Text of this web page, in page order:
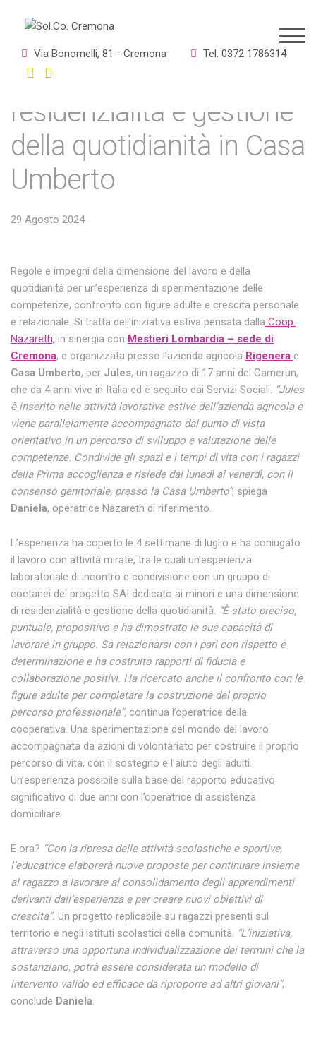
Via Bonomelli, 81 - Cremona Tel. 0372 1786314
Jules, un mese per
sperimentare
residenzialità e gestione
della quotidianità in Casa
Umberto
29 Agosto 2024
Regole e impegni della dimensione del lavoro e della
quotidianità per un’esperienza di sperimentazione delle
competenze, confronto con figure adulte e crescita personale
e relazionale. Si tratta dell’iniziativa estiva pensata dalla Coop.
Nazareth, in sinergia con Mestieri Lombardia – sede di
Cremona, e organizzata presso l’azienda agricola Rigenera e
Casa Umberto, per Jules, un ragazzo di 17 anni del Camerun,
che da 4 anni vive in Italia ed è seguito dai Servizi Sociali. “Jules
è inserito nelle attività lavorative estive dell’azienda agricola e
viene parallelamente accompagnato dal punto di vista
orientativo in un percorso di sviluppo e valutazione delle
competenze. Condivide gli spazi e i tempi di vita con i ragazzi
della Prima accoglienza e risiede dal lunedì al venerdì, con il
consenso genitoriale, presso la Casa Umberto”, spiega
Daniela, operatrice Nazareth di riferimento.
L’esperienza ha coperto le 4 settimane di luglio e ha coniugato
il lavoro con attività mirate, tra le quali un’esperienza
laboratoriale di incontro e condivisione con un gruppo di
coetanei del progetto SAI dedicato ai minori e una dimensione
di residenzialità e gestione della quotidianità. “È stato preciso,
puntuale, propositivo e ha dimostrato le sue capacità di
lavorare in gruppo. Sa relazionarsi con i pari con rispetto e
determinazione e ha costruito rapporti di fiducia e
collaborazione positivi. Ha ricercato anche il confronto con le
figure adulte per completare la costruzione del proprio
percorso professionale”, continua l’operatrice della
cooperativa. Una sperimentazione del mondo del lavoro
accompagnata da azioni di volontariato per costruire il proprio
percorso di vita, con il sostegno e l’aiuto degli adulti.
Un’esperienza possibile sulla base del rapporto educativo
significativo di due anni con l’operatrice di assistenza
domiciliare.
E ora? “Con la ripresa delle attività scolastiche e sportive,
l’educatrice elaborerà nuove proposte per continuare insieme
al ragazzo a lavorare al consolidamento degli apprendimenti
derivanti dall’esperienza e per creare nuovi obiettivi di
crescita”. Un progetto replicabile su ragazzi presenti sul
territorio e negli istituti scolastici della comunità. “L’iniziativa,
attraverso una opportuna individualizzazione dei termini che la
sostanziano, potrà essere considerata un modello di
intervento valido ed efficace da riproporre ad altri giovani”,
conclude Daniela.